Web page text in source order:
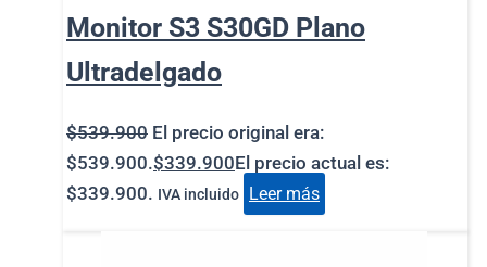
Monitor S3 S30GD Plano
Ultradelgado
$539.900 El precio original era:
$539.900.$339.900El precio actual es:
$339.900. IVA incluido Leer más